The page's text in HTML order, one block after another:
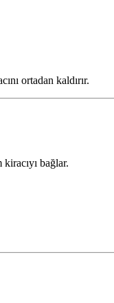
ortadan kaldırır.
bağlar.